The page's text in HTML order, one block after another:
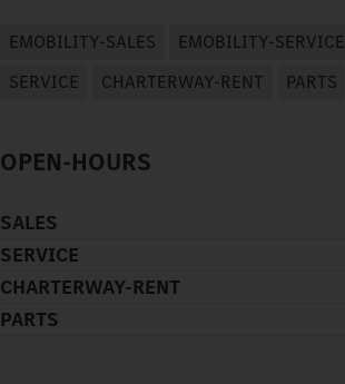
EMOBILITY-SALES EMOBILITY-SERVICE
SERVICE
CHARTERWAY-RENT PARTS
OPEN-HOURS
SALES
SERVICE
CHARTERWAY-RENT
PARTS